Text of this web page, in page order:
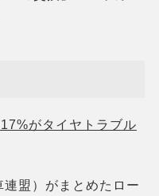
がタイヤトラブル
盟）がまとめたロー